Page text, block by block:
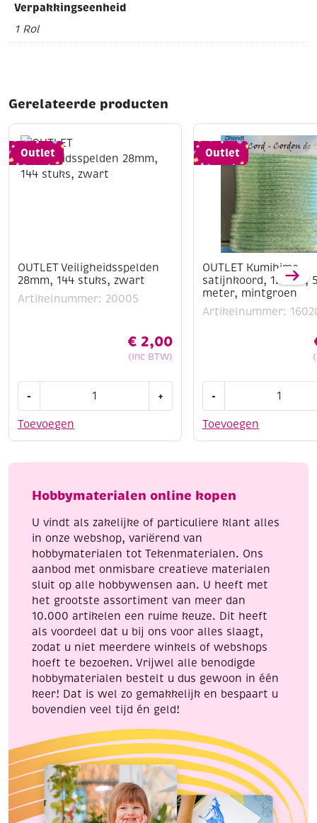
Verpakkingseenheid
1 Rol
Gerelateerde producten
Outlet
OUTLET Veiligheidsspelden
28mm, 144 stuks, zwart
Artikelnummer: 20005
€ 2,00
(Inc BTW)
Toevoegen
-
Veiligheidsspelden
28mm,
zwart
+
Outlet
OUTLET Kumihimo
satijnkoord, 1.5mm,
meter, mintgroen
Artikelnummer:
Toevoegen
-
satijnkoord,
meter,
aantal
Hobbymaterialen online kopen
U vindt als zakelijke of particuliere klant alles
in onze webshop, variërend van
hobbymaterialen tot Tekenmaterialen. Ons
aanbod met onmisbare creatieve materialen
sluit op alle hobbywensen aan. U heeft met
het grootste assortiment van meer dan
10.000 artikelen een ruime keuze. Dit heeft
als voordeel dat u bij ons voor alles slaagt,
zodat u niet meerdere winkels of webshops
hoeft te bezoeken. Vrijwel alle benodigde
hobbymaterialen bestelt u dus gewoon in één
keer! Dat is wel zo gemakkelijk en bespaart u
bovendien veel tijd én geld!